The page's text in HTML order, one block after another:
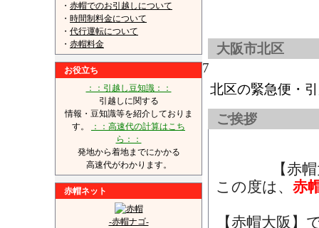
・ 赤帽でのお引越しについて
・ 時間制料金について
・ 代行運転について
・ 赤帽料金
お役立ち
：：引越し豆知識：：
引越しに関する
情報・豆知識等を紹介しておりま
す。
：：高速代の計算はこち
ら：：
発地から着地までにかかる
高速代がわかります。
赤帽ネット
-赤帽ナゴ-
大阪市北区
7
北区の緊急便・
ご挨拶
【赤
この度は、 赤
【赤帽大阪